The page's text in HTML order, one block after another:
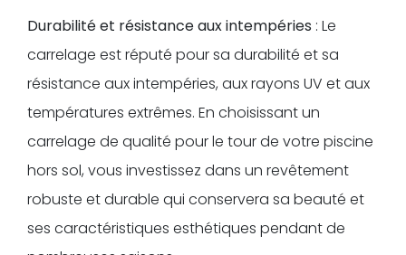
Durabilité et résistance aux intempéries : Le
carrelage est réputé pour sa durabilité et sa
résistance aux intempéries, aux rayons UV et aux
températures extrêmes. En choisissant un
carrelage de qualité pour le tour de votre piscine
hors sol, vous investissez dans un revêtement
robuste et durable qui conservera sa beauté et
ses caractéristiques esthétiques pendant de